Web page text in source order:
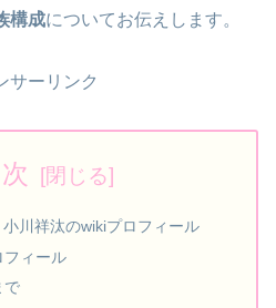
構成についてお伝えします。
サーリンク
小川祥汰のwikiプロフィール
フィール
で